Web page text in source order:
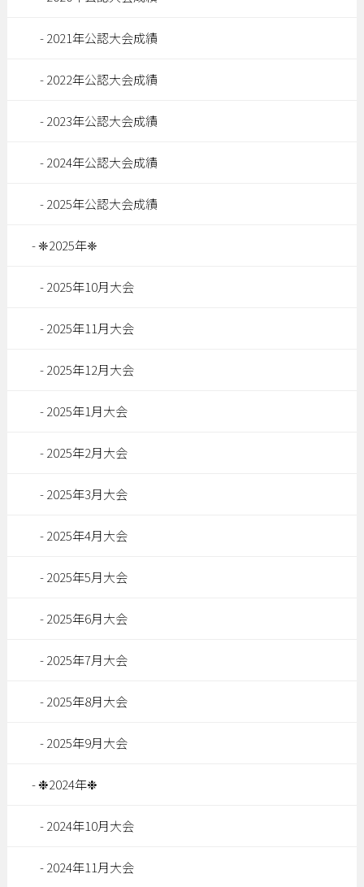
2021年公認大会成績
2022年公認大会成績
2023年公認大会成績
2024年公認大会成績
2025年公認大会成績
❈2025年❈
2025年10月大会
2025年11月大会
2025年12月大会
2025年1月大会
2025年2月大会
2025年3月大会
2025年4月大会
2025年5月大会
2025年6月大会
2025年7月大会
2025年8月大会
2025年9月大会
❉2024年❉
2024年10月大会
2024年11月大会